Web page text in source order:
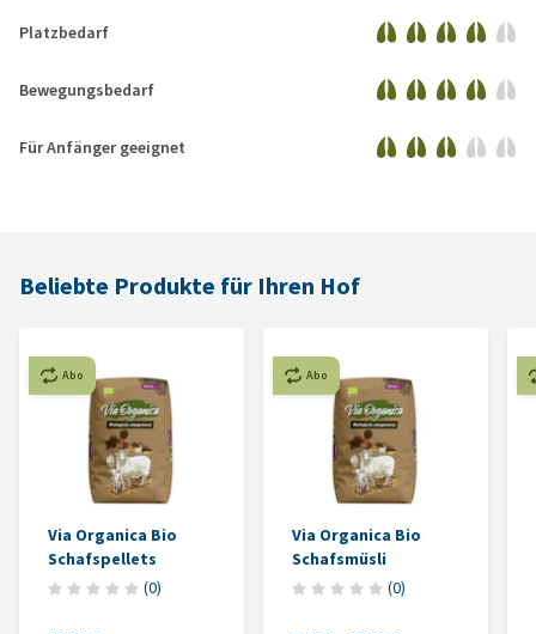
Platzbedarf
Bewegungsbedarf
Für Anfänger geeignet
Beliebte Produkte für Ihren Hof
Abo
Via Organica Bio
Schafspellets
(0)
Abo
Via Organica Bio
Schafsmüsli
(0)